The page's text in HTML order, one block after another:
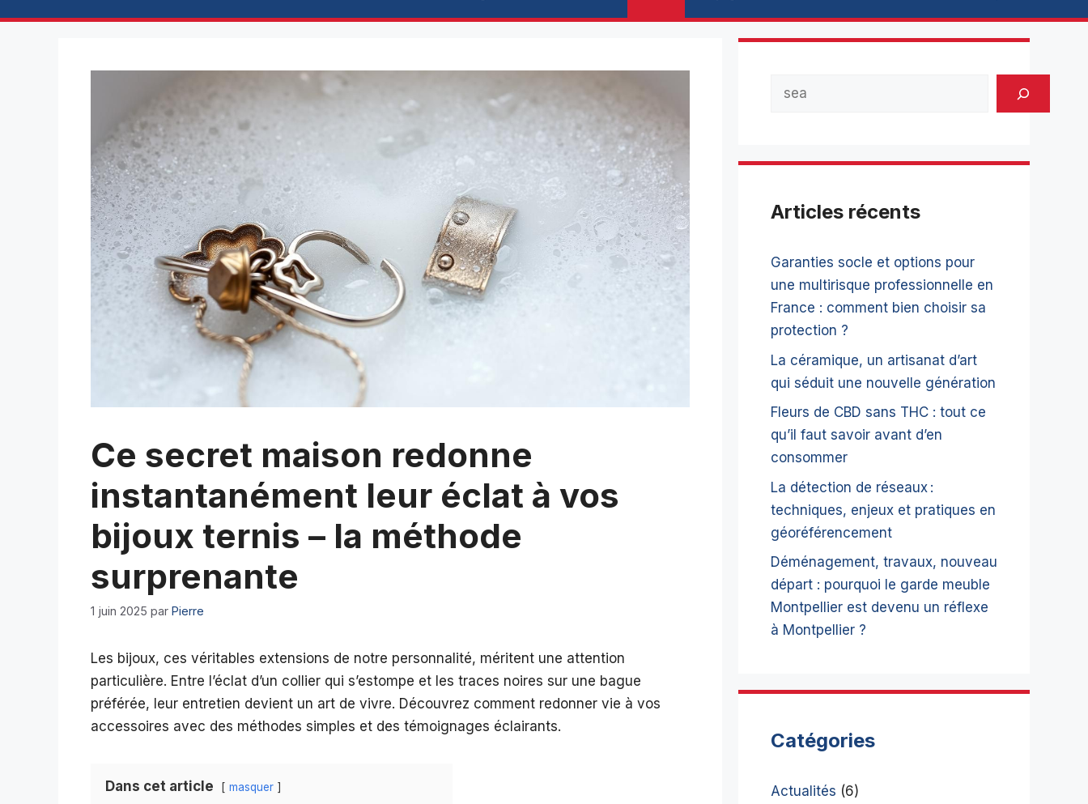
Ce secret maison redonne
instantanément leur éclat à vos
bijoux ternis – la méthode
surprenante
1 juin 2025 par Pierre
Les bijoux, ces véritables extensions de notre personnalité, méritent une attention
particulière. Entre l’éclat d’un collier qui s’estompe et les traces noires sur une bague
préférée, leur entretien devient un art de vivre. Découvrez comment redonner vie à vos
accessoires avec des méthodes simples et des témoignages éclairants.
Dans cet article masquer
Articles récents
Garanties socle et options pour
une multirisque professionnelle en
France : comment bien choisir sa
protection ?
La céramique, un artisanat d’art
qui séduit une nouvelle génération
Fleurs de CBD sans THC : tout ce
qu’il faut savoir avant d’en
consommer
La détection de réseaux :
techniques, enjeux et pratiques en
géoréférencement
Déménagement, travaux, nouveau
départ : pourquoi le garde meuble
Montpellier est devenu un réflexe
à Montpellier ?
Catégories
Actualités (6)